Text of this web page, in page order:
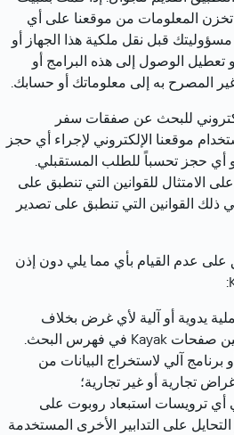
المعلومات من موقعنا على أي
قبل نقل ملكية هذا الجهاز أو
تعطيل الوصول إلى هذه البرامج أو
المصرح به إلى معلوماتك أو حسابك.
للبحث عن صفقات سفر
موقعنا الإلكتروني لإجراء أي حجز
أي حجز تحسباً للطلب المستقبلي.
الامتثال للقوانين التي تنطبق على
ذلك القوانين التي تنطبق على تصدير
على عدم القيام بأي مما يلي دون إذن
يدوية أو آلية لأي غرض بخلاف
استخدامك الشخصي أو لتضمين صفحات Kayak في فهرس البحث.
آلي لاستخراج البيانات من
تجارية أو غير تجارية؛
في أي ترويسات استبعاد روبوت على
التحايل على التدابير الأخرى المستخدمة